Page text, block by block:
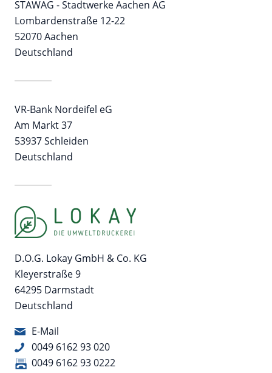
STAWAG - Stadtwerke Aachen AG
Lombardenstraße 12-22
52070 Aachen
Deutschland
VR-Bank Nordeifel eG
Am Markt 37
53937 Schleiden
Deutschland
D.O.G. Lokay GmbH & Co. KG
Kleyerstraße 9
64295 Darmstadt
Deutschland
E-Mail
0049 6162 93 020
0049 6162 93 0222